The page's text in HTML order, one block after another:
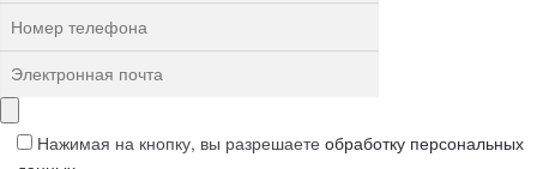
Нажимая на кнопку, вы разрешаете обработку персональных